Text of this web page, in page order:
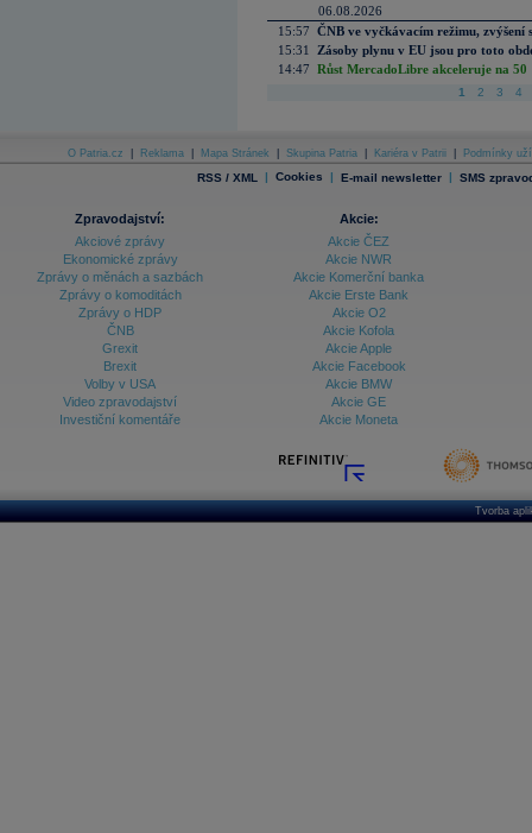
06.08.2026
15:57 ČNB ve vyčkávacím režimu, zvýšení
15:31
Zásoby plynu v EU jsou pro toto
14:47 Růst MercadoLibre akceleruje na
1 2 3 4
O Patria.cz Reklama Mapa Stránek Skupina Patria Kariéra v Patrii Podmínky
RSS / XML | Cookies | E-mail newsletter | SMS
Zpravodajství:
Akciové zprávy
Ekonomické zprávy
Zprávy o měnách a sazbách
Zprávy o komoditách
Zprávy o HDP
ČNB
Grexit
Brexit
Volby v USA
Video zpravodajství
Investiční komentáře
Akcie:
Akcie ČEZ
Akcie NWR
Akcie Komerční banka
Akcie Erste Bank
Akcie O2
Akcie Kofola
Akcie Apple
Akcie Facebook
Akcie BMW
Akcie GE
Akcie Moneta
Tvorba